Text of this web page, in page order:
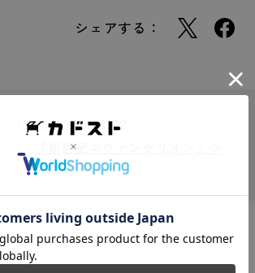
シェアする：
4549970498722
『新世紀エヴァンゲリオン』シ
リーズ